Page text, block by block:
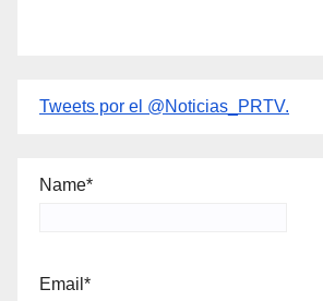
Tweets por el @Noticias_PRTV.
Name*
Email*